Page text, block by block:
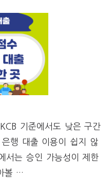
기준에서도 낮은 구간
행 대출 이용이 쉽지 않
서는 승인 가능성이 제한
볼 …